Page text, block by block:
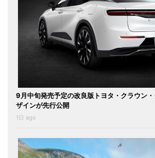
9月中旬発売予定の改良版トヨタ・クラウン
ザインが先行公開
1日 ago